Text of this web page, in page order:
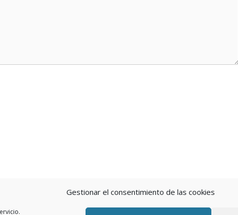
Gestionar el consentimiento de las cookies